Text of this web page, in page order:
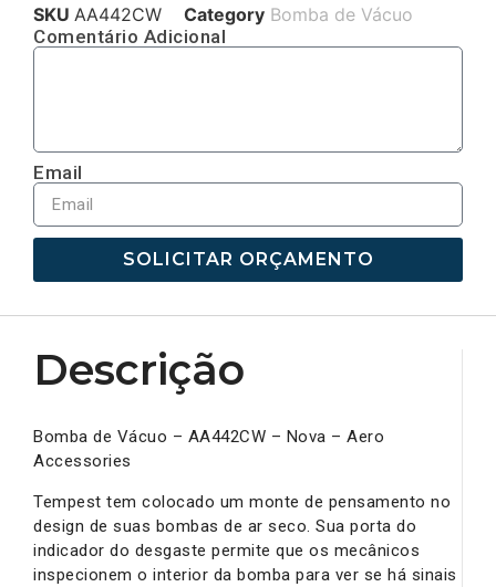
SKU AA442CW Category Bomba de Vácuo
Comentário Adicional
Email
SOLICITAR ORÇAMENTO
Descrição
Bomba de Vácuo – AA442CW – Nova – Aero
Accessories
Tempest tem colocado um monte de pensamento no
design de suas bombas de ar seco. Sua porta do
indicador do desgaste permite que os mecânicos
inspecionem o interior da bomba para ver se há sinais